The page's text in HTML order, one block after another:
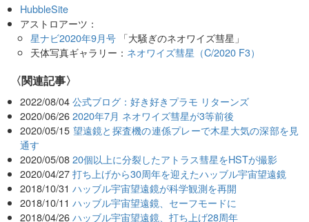
HubbleSite
アストロアーツ：
星ナビ2020年9月号「大騒ぎのネオワイズ彗星」
天体写真ギャラリー： ネオワイズ彗星（C/2020 F3）
関連記事
2022/08/04 公式ブログ：好き好きプラモ リターンズ
2020/06/26 2020年7月 ネオワイズ彗星が3等前後
2020/05/15 望遠鏡と探査機の連係プレーで木星大気の深部を見
通す
2020/05/08 20個以上に分裂したアトラス彗星をHSTが撮影
2020/04/27 打ち上げから30周年を迎えたハッブル宇宙望遠鏡
2018/10/31 ハッブル宇宙望遠鏡が科学観測を再開
2018/10/11 ハッブル宇宙望遠鏡、セーフモードに
2018/04/26 ハッブル宇宙望遠鏡、打ち上げ28周年